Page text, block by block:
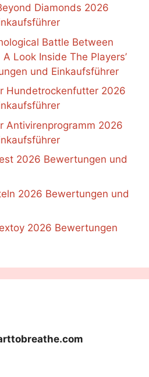
Diamonds 2026
Battle Between
Look Inside The Players’
und Einkaufsführer
Hundetrockenfutter 2026
Antivirenprogramm 2026
2026 Bewertungen und
2026 Bewertungen und
2026 Bewertungen